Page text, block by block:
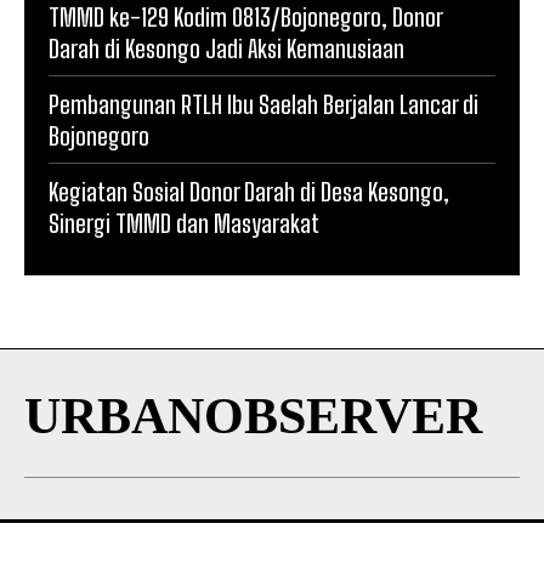
TMMD ke-129 Kodim 0813/Bojonegoro, Donor
Darah di Kesongo Jadi Aksi Kemanusiaan
Pembangunan RTLH Ibu Saelah Berjalan Lancar di
Bojonegoro
Kegiatan Sosial Donor Darah di Desa Kesongo,
Sinergi TMMD dan Masyarakat
URBANOBSERVER